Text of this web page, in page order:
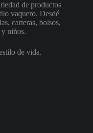
de productos
vaquero. Desdé
carteras, bolsos,
y niños.
de vida.